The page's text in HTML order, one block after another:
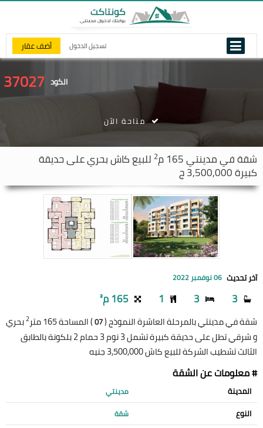
تسجيل الدخول أضف عقار
الكود 37027
شقة فيمدينتي 2 للبيع كاش بحري على حديقة
كبيرة 3,500,000 ج
متاحة الآن
آخر تحديث 06 نوفمبر 2022
3
3
1 165 م²
شقة في مدينتي بالمرحلة العاشرة النموذج (07) المساحة 165 متر 2بحري
و شرقي تطل على حديقة كبيرة تشمل 3 نوم 3 حمام 2 بلكونة بالطابق
الثالث تشطيب الشركة للبيع كاش 3,500,000 جنيه
# معلومات عن الشقة
المدينة مدينتي
النوع شقة